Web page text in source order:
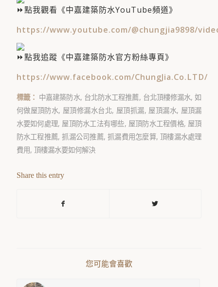
點我觀看《中嘉建築防水YouTube頻道》
https://www.youtube.com/@chungjia9898/
點我追蹤《中嘉建築防水官方粉絲專頁》
https://www.facebook.com/ChungJia.Co.LTD/
標籤： 中嘉建築防水, 台北防水工程推薦, 台北頂樓修漏水,如
何做屋頂防水, 屋頂修漏水台北, 屋頂抓漏, 屋頂漏水, 屋頂漏
水要如何處理, 屋頂防水工法有哪些, 屋頂防水工程價格, 屋頂
防水工程推薦,抓漏公司推薦,抓漏費用怎麼算,頂樓漏水處理
費用, 頂樓漏水要如何解決
Share this entry
您可能會喜歡